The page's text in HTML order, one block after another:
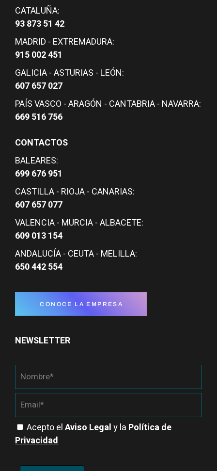
CATALUÑA:
93 873 51 42
MADRID - EXTREMADURA:
915 002 451
GALICIA - ASTURIAS - LEÓN:
607 657 027
PAÍS VASCO - ARAGÓN - CANTABRIA - NAVARRA:
669 516 756
CONTACTOS
BALEARES:
699 676 951
CASTILLA - RIOJA - CANARIAS:
607 657 077
VALENCIA - MURCIA - ALBACETE:
609 013 154
ANDALUCÍA - CEUTA - MELILLA:
650 442 554
CONOCE LA EMPRESA
NEWSLETTER
Acepto elAviso Legaly laPolítica de
Privacidad